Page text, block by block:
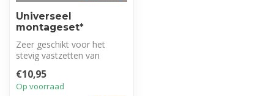
Universeel
montageset*
Zeer geschikt voor het
stevig vastzetten van
zijwand. ...
€10,95
Op voorraad